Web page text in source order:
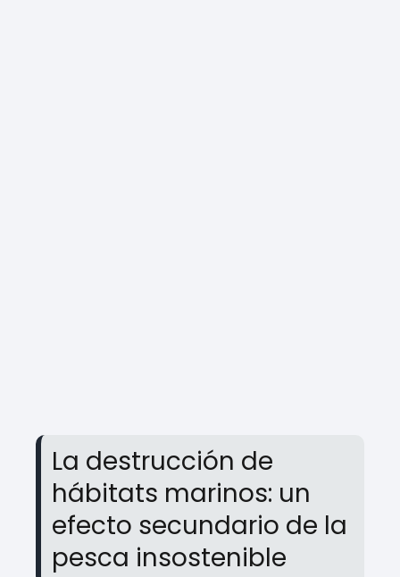
La destrucción de
hábitats marinos: un
efecto secundario de la
pesca insostenible